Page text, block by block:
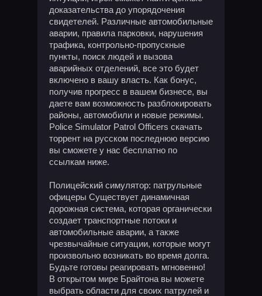
доказательства до упорядочения
свидетелей. Различные автомобильные
аварии, правила парковки, нарушения
трафика, контрольно-пропускные
пункты, поиск людей и вызова
аварийных отделений, все это будет
включено в вашу власть. Как бонус,
получив прогресс в вашем бизнесе, вы
даете вам возможность разблокировать
районы, автомобили и новые режимы.
Police Simulator Patrol Officers скачать
торрент на русском последнюю версию
вы сможете у нас бесплатно по
ссылкам ниже.
Полицейский симулятор: патрульные
офицеры Существует динамичная
дорожная система, которая органически
создает транспортные потоки и
автомобильные аварии, а также
чрезвычайные ситуации, которые могут
произвольно возникать во время долга.
Будьте готовы реагировать мгновенно!
В открытом мире Брайтона вы можете
выбрать области для своих патрулей и